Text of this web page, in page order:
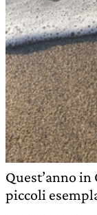
Quest’anno
piccoli